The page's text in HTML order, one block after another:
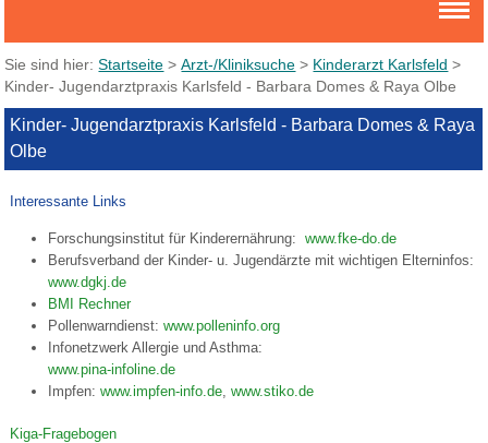
Sie sind hier:Startseite >Arzt-/Kliniksuche > Kinderarzt Karlsfeld >
Kinder- Jugendarztpraxis Karlsfeld - Barbara Domes & Raya Olbe
Kinder- Jugendarztpraxis Karlsfeld - Barbara Domes & Raya
Olbe
Interessante Links
Forschungsinstitut für Kinderernährung: www.fke-do.de
Berufsverband der Kinder- u. Jugendärzte mit wichtigen Elterninfos:
www.dgkj.de
BMI Rechner
Pollenwarndienst: www.polleninfo.org
Infonetzwerk Allergie und Asthma:
www.pina-infoline.de
Impfen: www.impfen-info.de, www.stiko.de
Kiga-Fragebogen